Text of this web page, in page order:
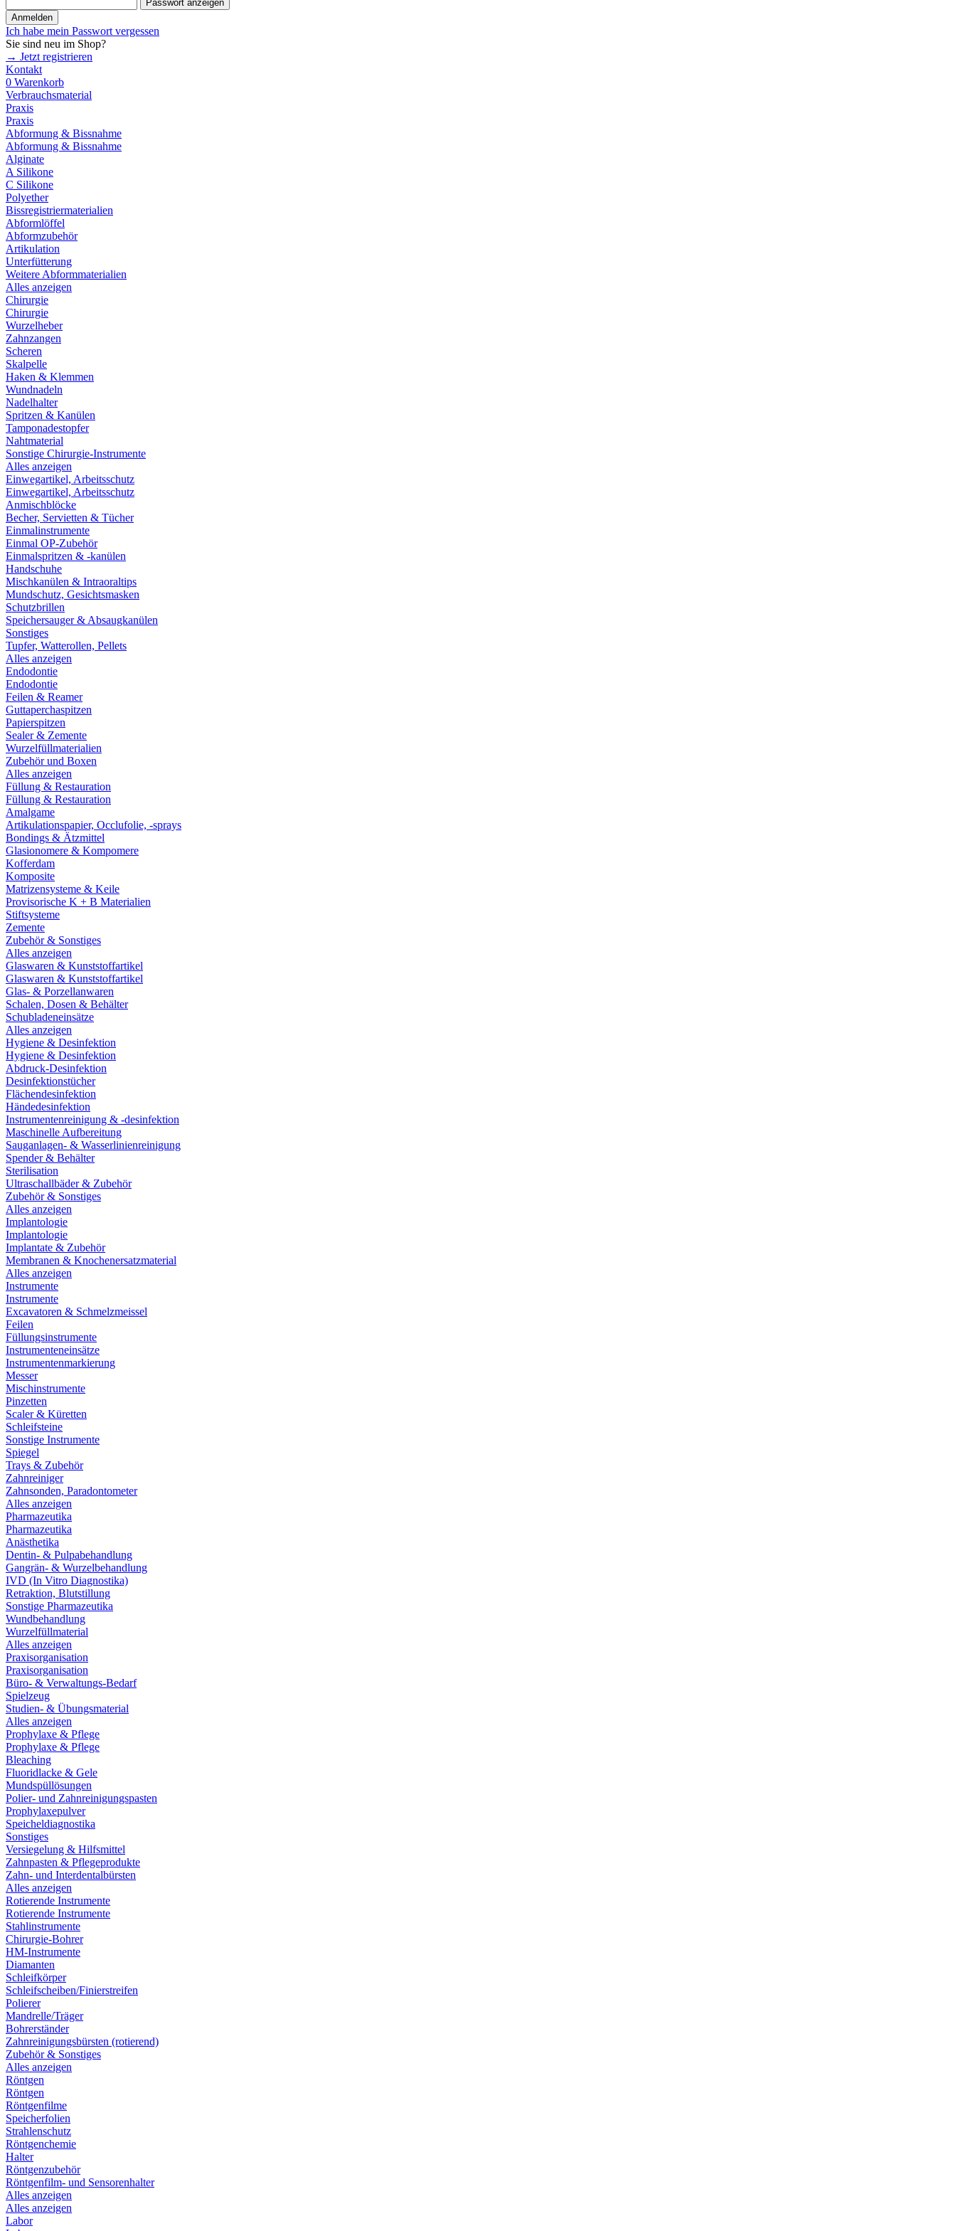
Passwort anzeigen
Anmelden
Ich habe mein Passwort vergessen
Sie sind neu im Shop?
→ Jetzt registrieren
Kontakt
0 Warenkorb
Verbrauchsmaterial
Praxis
Praxis
Abformung & Bissnahme
Abformung & Bissnahme
Alginate
A Silikone
C Silikone
Polyether
Bissregistriermaterialien
Abformlöffel
Abformzubehör
Artikulation
Unterfütterung
Weitere Abformmaterialien
Alles anzeigen
Chirurgie
Chirurgie
Wurzelheber
Zahnzangen
Scheren
Skalpelle
Haken & Klemmen
Wundnadeln
Nadelhalter
Spritzen & Kanülen
Tamponadestopfer
Nahtmaterial
Sonstige Chirurgie-Instrumente
Alles anzeigen
Einwegartikel, Arbeitsschutz
Einwegartikel, Arbeitsschutz
Anmischblöcke
Becher, Servietten & Tücher
Einmalinstrumente
Einmal OP-Zubehör
Einmalspritzen & -kanülen
Handschuhe
Mischkanülen & Intraoraltips
Mundschutz, Gesichtsmasken
Schutzbrillen
Speichersauger & Absaugkanülen
Sonstiges
Tupfer, Watterollen, Pellets
Alles anzeigen
Endodontie
Endodontie
Feilen & Reamer
Guttaperchaspitzen
Papierspitzen
Sealer & Zemente
Wurzelfüllmaterialien
Zubehör und Boxen
Alles anzeigen
Füllung & Restauration
Füllung & Restauration
Amalgame
Artikulationspapier, Occlufolie, -sprays
Bondings & Ätzmittel
Glasionomere & Kompomere
Kofferdam
Komposite
Matrizensysteme & Keile
Provisorische K + B Materialien
Stiftsysteme
Zemente
Zubehör & Sonstiges
Alles anzeigen
Glaswaren & Kunststoffartikel
Glaswaren & Kunststoffartikel
Glas- & Porzellanwaren
Schalen, Dosen & Behälter
Schubladeneinsätze
Alles anzeigen
Hygiene & Desinfektion
Hygiene & Desinfektion
Abdruck-Desinfektion
Desinfektionstücher
Flächendesinfektion
Händedesinfektion
Instrumentenreinigung & -desinfektion
Maschinelle Aufbereitung
Sauganlagen- & Wasserlinienreinigung
Spender & Behälter
Sterilisation
Ultraschallbäder & Zubehör
Zubehör & Sonstiges
Alles anzeigen
Implantologie
Implantologie
Implantate & Zubehör
Membranen & Knochenersatzmaterial
Alles anzeigen
Instrumente
Instrumente
Excavatoren & Schmelzmeissel
Feilen
Füllungsinstrumente
Instrumenteneinsätze
Instrumentenmarkierung
Messer
Mischinstrumente
Pinzetten
Scaler & Küretten
Schleifsteine
Sonstige Instrumente
Spiegel
Trays & Zubehör
Zahnreiniger
Zahnsonden, Paradontometer
Alles anzeigen
Pharmazeutika
Pharmazeutika
Anästhetika
Dentin- & Pulpabehandlung
Gangrän- & Wurzelbehandlung
IVD (In Vitro Diagnostika)
Retraktion, Blutstillung
Sonstige Pharmazeutika
Wundbehandlung
Wurzelfüllmaterial
Alles anzeigen
Praxisorganisation
Praxisorganisation
Büro- & Verwaltungs-Bedarf
Spielzeug
Studien- & Übungsmaterial
Alles anzeigen
Prophylaxe & Pflege
Prophylaxe & Pflege
Bleaching
Fluoridlacke & Gele
Mundspüllösungen
Polier- und Zahnreinigungspasten
Prophylaxepulver
Speicheldiagnostika
Sonstiges
Versiegelung & Hilfsmittel
Zahnpasten & Pflegeprodukte
Zahn- und Interdentalbürsten
Alles anzeigen
Rotierende Instrumente
Rotierende Instrumente
Stahlinstrumente
Chirurgie-Bohrer
HM-Instrumente
Diamanten
Schleifkörper
Schleifscheiben/Finierstreifen
Polierer
Mandrelle/Träger
Bohrerständer
Zahnreinigungsbürsten (rotierend)
Zubehör & Sonstiges
Alles anzeigen
Röntgen
Röntgen
Röntgenfilme
Speicherfolien
Strahlenschutz
Röntgenchemie
Halter
Röntgenzubehör
Röntgenfilm- und Sensorenhalter
Alles anzeigen
Alles anzeigen
Labor